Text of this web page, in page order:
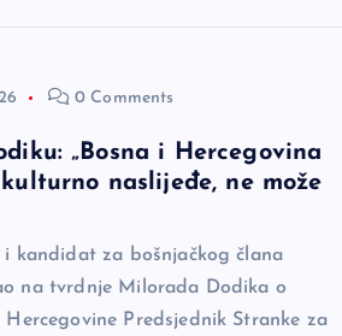
0 Comments
„Bosna i Hercegovina
naslijeđe, ne može
i kandidat za bošnjačkog člana
na tvrdnje Milorada Dodika o
Predsjednik Stranke za